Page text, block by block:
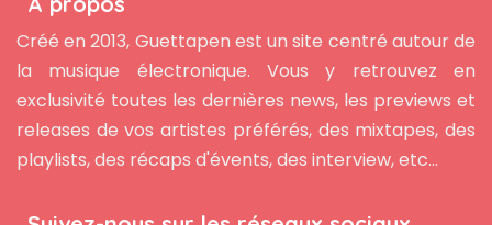
Créé en 2013, Guettapen est un site centré autour de
la musique électronique. Vous y retrouvez en
exclusivité toutes les dernières news, les previews et
releases de vos artistes préférés, des mixtapes, des
playlists, des récaps d'évents, des interview, etc...